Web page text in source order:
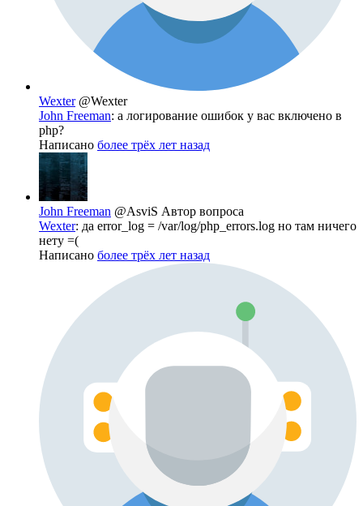
Wexter @Wexter
John Freeman: а логирование ошибок у вас включено в
php?
Написано более трёх лет назад
John Freeman @AsviS Автор вопроса
Wexter: да error_log = /var/log/php_errors.log но там ничего
нету =(
Написано более трёх лет назад